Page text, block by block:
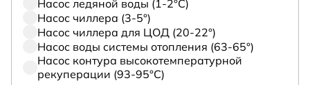
Насос ледяной воды (1-2°С)
Насос чиллера (3-5°)
Насос чиллера для ЦОД (20-22°)
Насос воды системы отопления (63-65°)
Насос контура высокотемпературной
рекуперации (93-95°С)